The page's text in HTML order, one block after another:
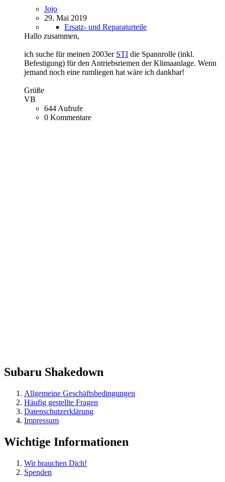
Jojo
29. Mai 2019
Ersatz- und Reparaturteile
Hallo zusammen,
ich suche für meinen 2003er STI die Spannrolle (inkl.
Befestigung) für den Antriebsriemen der Klimaanlage. Wenn
jemand noch eine rumliegen hat wäre ich dankbar!
Grüße
VB
644 Aufrufe
0 Kommentare
Subaru Shakedown
Allgemeine Geschäftsbedingungen
Häufig gestellte Fragen
Datenschutzerklärung
Impressum
Wichtige Informationen
Wir brauchen Dich!
Spenden